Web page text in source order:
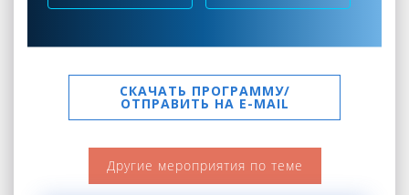
СКАЧАТЬ ПРОГРАММУ/
ОТПРАВИТЬ НА E-MAIL
Другие мероприятия по теме